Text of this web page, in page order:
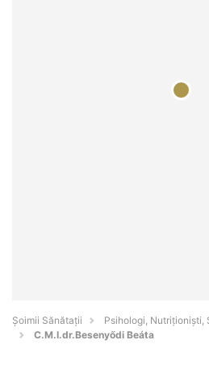
Şoimii Sănătații
Psihologi, Nutriționiști,
C.M.I.dr.Besenyődi Beáta